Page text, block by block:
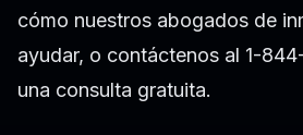
cómo nuestros abogados de
ayudar, o contáctenos al 1-
una consulta gratuita.